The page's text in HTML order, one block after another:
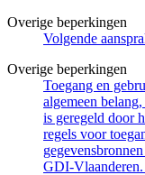
Overige beperkingen
Volgende
Overige beperkingen
Toegang en
algemeen
is geregeld door
regels voor
GDI-